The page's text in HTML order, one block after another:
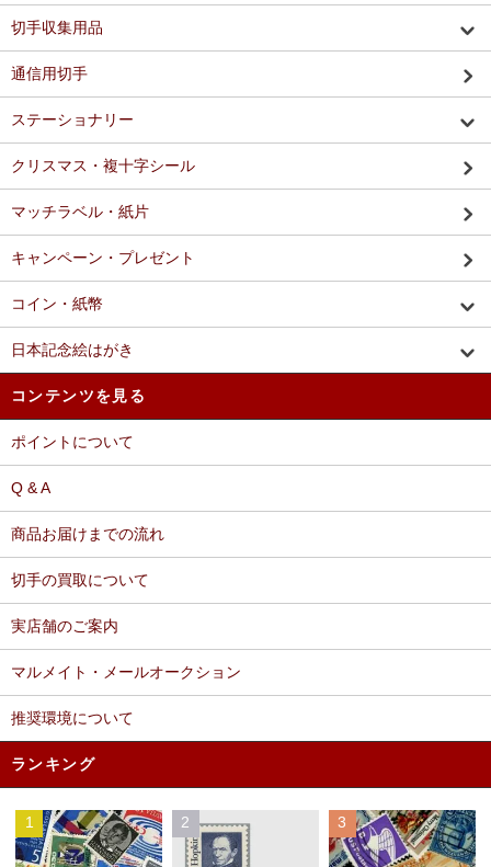
切手収集用品
通信用切手
ステーショナリー
クリスマス・複十字シール
マッチラベル・紙片
キャンペーン・プレゼント
コイン・紙幣
日本記念絵はがき
コンテンツを見る
ポイントについて
Q & A
商品お届けまでの流れ
切手の買取について
実店舗のご案内
マルメイト・メールオークション
推奨環境について
ランキング
1 2 3